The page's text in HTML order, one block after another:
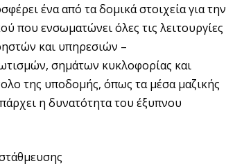
ένα από τα δομικά στοιχεία για την
που ενσωματώνει όλες τις λειτουργίες
και υπηρεσιών –
σημάτων κυκλοφορίας και
της υποδομής, όπως τα μέσα μαζικής
η δυνατότητα του έξυπνου